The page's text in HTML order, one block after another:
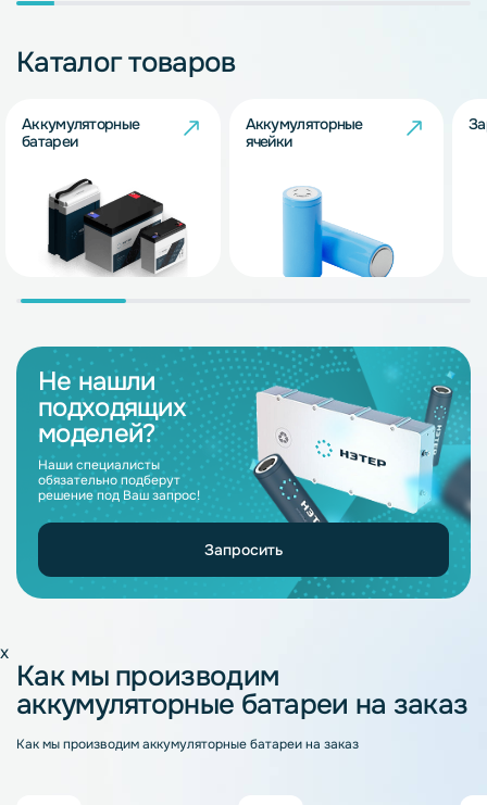
Каталог товаров
Аккумуляторные
батареи
Аккумуляторные
ячейки
Не нашли
подходящих
моделей?
Наши специалисты
обязательно подберут
решение под Ваш запрос!
Запросить
x
Как мы производим
аккумуляторные батареи на заказ
Как мы производим аккумуляторные батареи на заказ